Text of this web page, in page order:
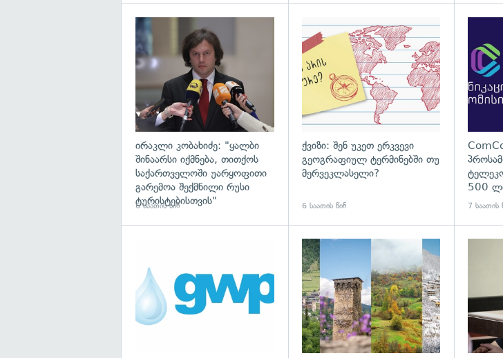
გადახედვა
ირაკლი კობახიძე: "ყალბი
შინაარსი იქმნება, თითქოს
საქართველოში უარყოფითი
გარემოა შექმნილი რუსი
ტურისტებისთვის"
6 საათის წინ
ქვიზი: შენ უკეთ ერკვევი
გეოგრაფიულ ტერმინებში თუ
მერვეკლასელი?
6 საათის წინ
500
7 საათის